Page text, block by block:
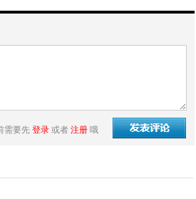
需要先 登录 或者 注册 哦